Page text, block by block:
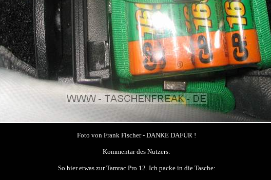
Foto von Frank Fischer - DANKE DAFÜR !
Kommentar des Nutzers:
So hier etwas zur Tamrac Pro 12. Ich packe in die Tasche: